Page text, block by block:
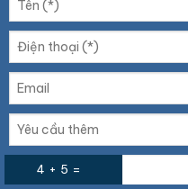
4 + 5 =